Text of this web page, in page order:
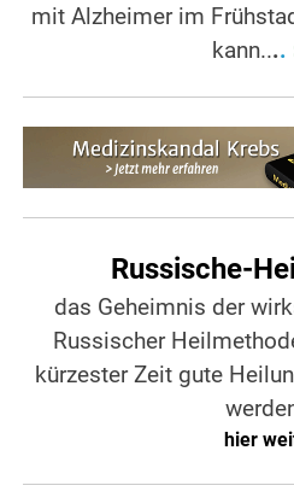
mit Alzheimer im
kann....
Russische-
das Geheimnis der
Russischer
kürzester Zeit gute
hier